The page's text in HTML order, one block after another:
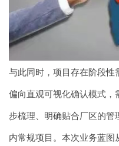
与此同时，项目存在阶段
偏向直观可视化确认模式
步梳理、明确贴合厂区的
内常规项目。本次业务蓝